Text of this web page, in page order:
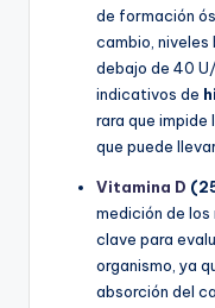
de formación
cambio,
debajo de 40
indicativos de
rara que impide
que puede
Vitamina D
medición de
clave para
organismo, ya
absorción del